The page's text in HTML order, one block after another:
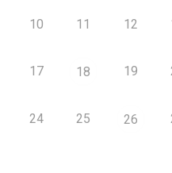
10 11 12
17 18 19
24 25 26